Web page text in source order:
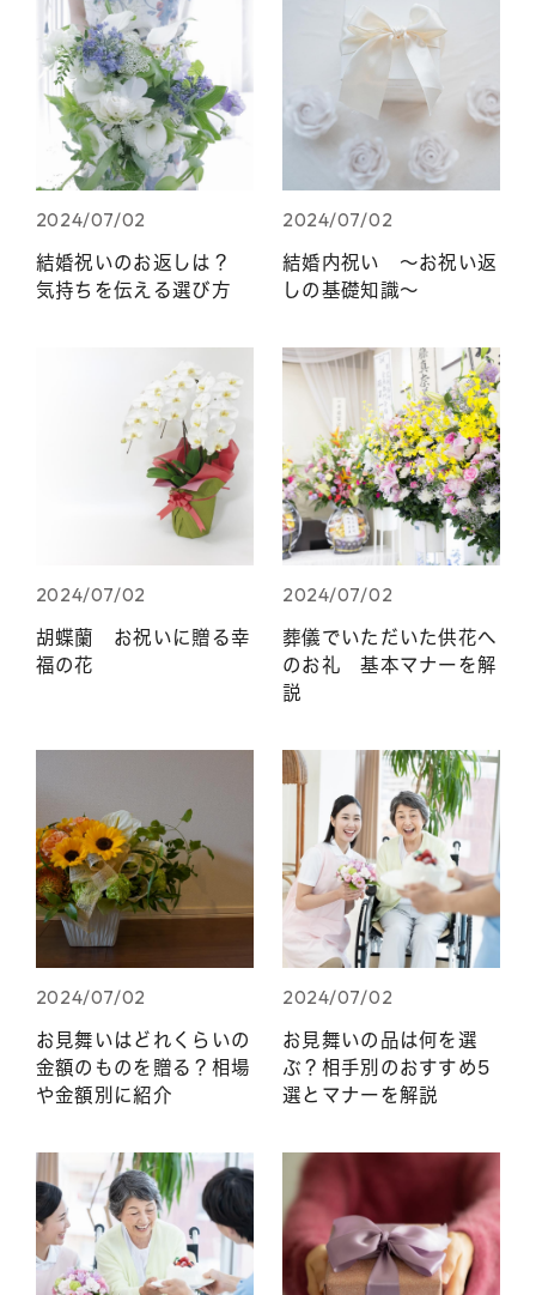
2024/07/02
結婚祝いのお返しは？
気持ちを伝える選び方
2024/07/02
結婚内祝い 〜お祝い返
しの基礎知識〜
2024/07/02
胡蝶蘭 お祝いに贈る幸
福の花
2024/07/02
葬儀でいただいた供花へ
のお礼 基本マナーを解
説
2024/07/02
お見舞いはどれくらいの
金額のものを贈る？相場
や金額別に紹介
2024/07/02
お見舞いの品は何を選
ぶ？相手別のおすすめ5
選とマナーを解説